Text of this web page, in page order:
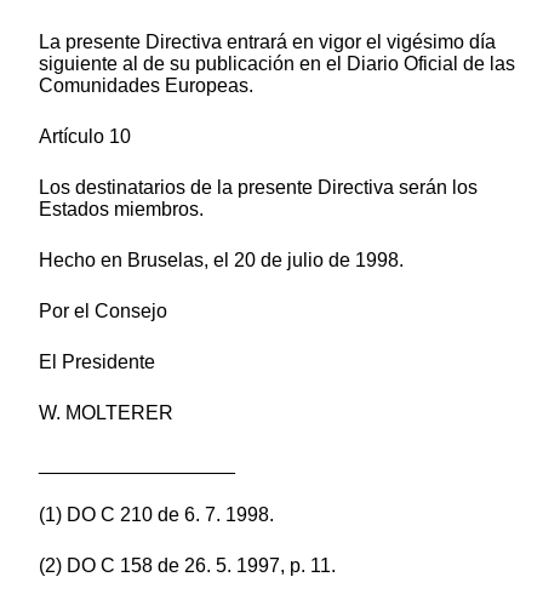
La presente Directiva entrará en vigor el vigésimo día
siguiente al de su publicación en el Diario Oficial de las
Comunidades Europeas.
Artículo 10
Los destinatarios de la presente Directiva serán los
Estados miembros.
Hecho en Bruselas, el 20 de julio de 1998.
Por el Consejo
El Presidente
W. MOLTERER
(1) DO C 210 de 6. 7. 1998.
(2) DO C 158 de 26. 5. 1997, p. 11.